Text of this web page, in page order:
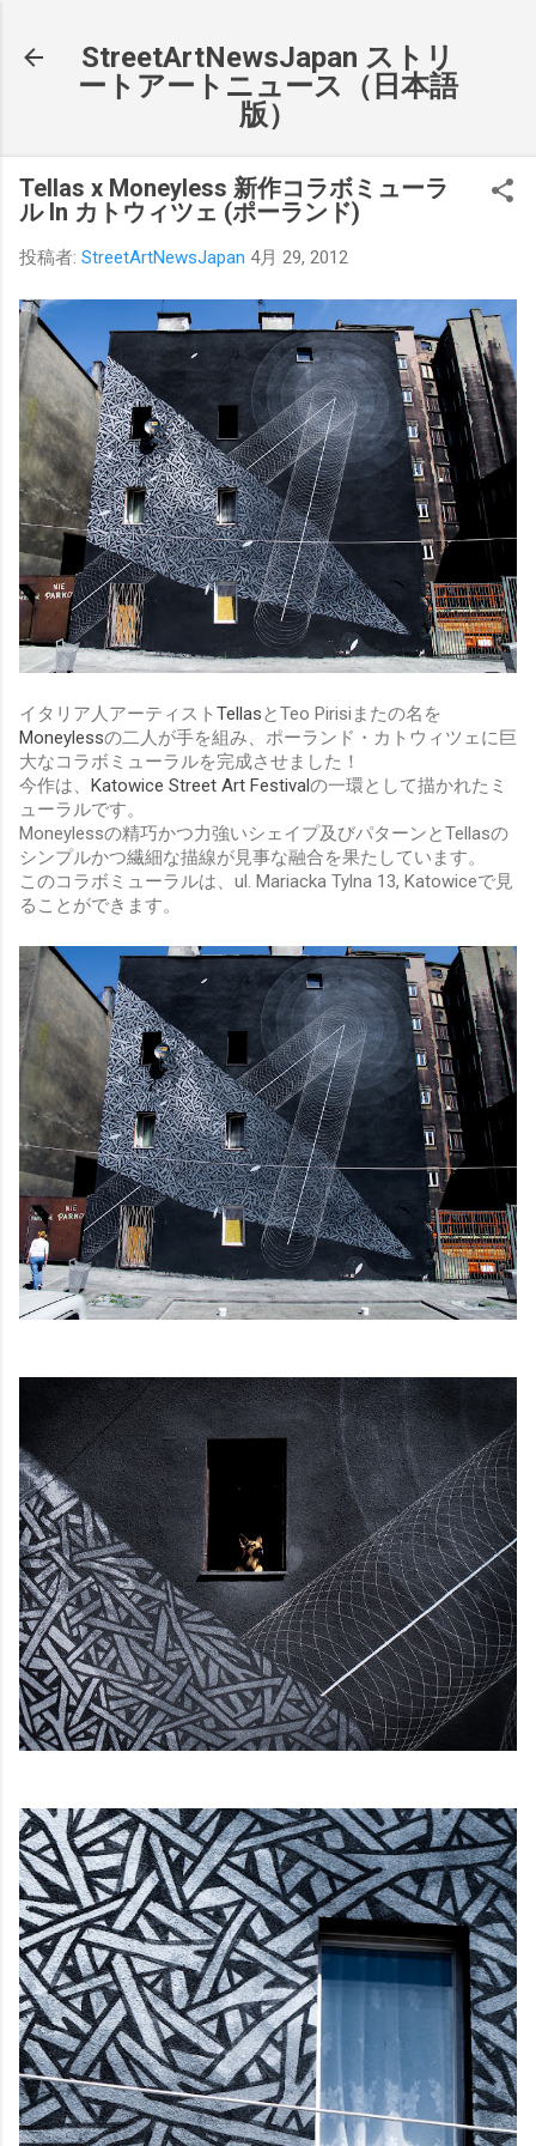
StreetArtNewsJapan ストリ
ートアートニュース（日本語
版）
Tellas x Moneyless 新作コラボミューラ
ル In カトウィツェ (ポーランド)
投稿者: StreetArtNewsJapan 4月 29, 2012
イタリア人アーティスト TellasとTeo Pirisiまたの名を
Moneylessの二人が手を組み、ポーランド・カトウィツェに巨
大なコラボミューラルを完成させました！
今作は、 Katowice Street Art Festivalの一環として描かれたミ
ューラルです。
Moneylessの精巧かつ力強いシェイプ及びパターンとTellasの
シンプルかつ繊細な描線が見事な融合を果たしています。
このコラボミューラルは、ul. Mariacka Tylna 13, Katowiceで見
ることができます。